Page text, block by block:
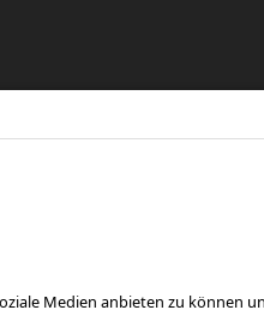
FOLGE UNS AUF